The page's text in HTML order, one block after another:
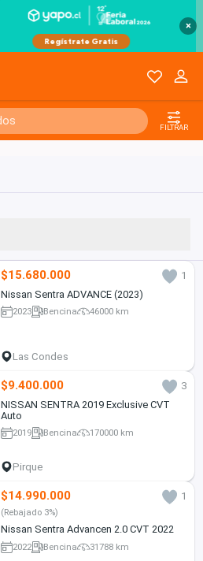
×
FILTRAR
$15.680.000
1
Nissan Sentra ADVANCE (2023)
2023 Bencina 46000 km
Las Condes
$9.400.000
3
NISSAN SENTRA 2019 Exclusive CVT
Auto
2019 Bencina 170000 km
Pirque
$14.990.000 1
(Rebajado 3%)
Nissan Sentra Advancen 2.0 CVT 2022
2022 Bencina 31788 km